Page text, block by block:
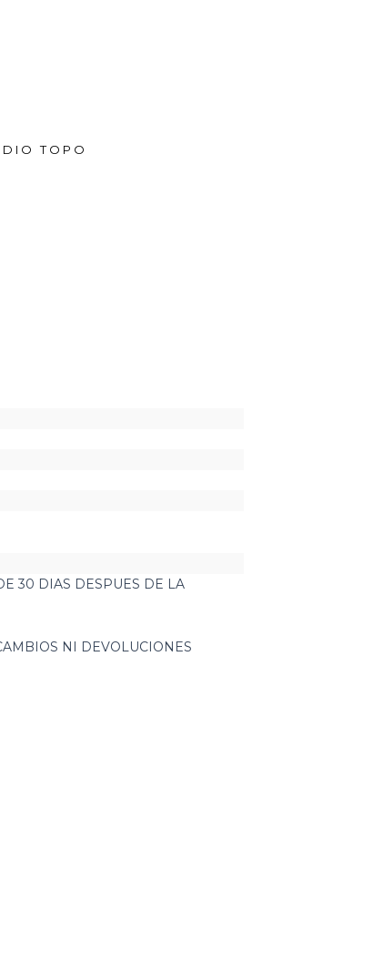
TOPO
30 DIAS DESPUES DE LA
NI DEVOLUCIONES